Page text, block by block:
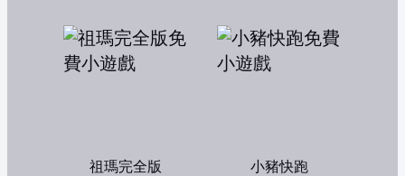
祖瑪完全版 小豬快跑